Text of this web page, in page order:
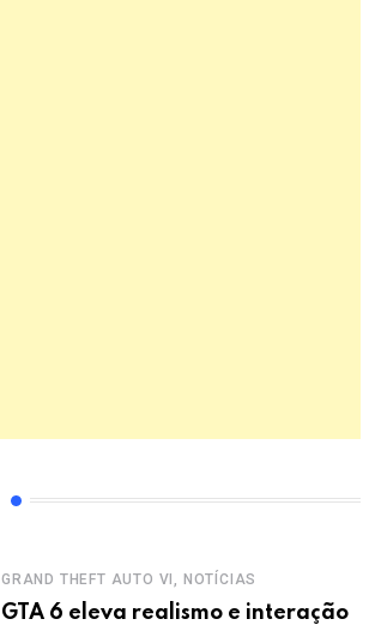
GRAND THEFT AUTO VI, NOTÍCIAS
GTA 6 eleva realismo e interação